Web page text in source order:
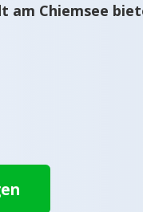
am Chiemsee